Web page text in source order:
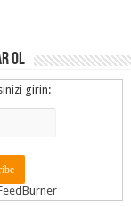
OL
girin: